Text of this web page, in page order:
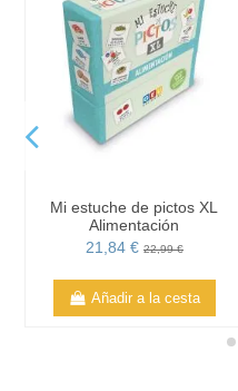
Mi estuche de pictos XL
Alimentación
21,84 € 22,99 €
Añadir a la cesta